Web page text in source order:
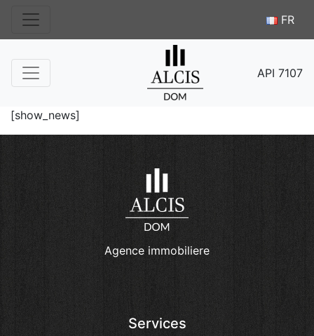
FR
API 7107
[show_news]
Agence immobiliere
Services